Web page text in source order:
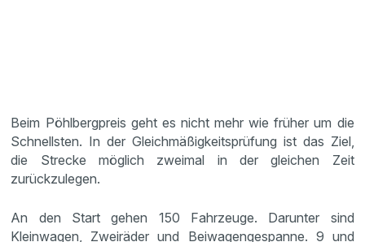
Beim Pöhlbergpreis geht es nicht mehr wie früher um die
Schnellsten. In der Gleichmäßigkeitsprüfung ist das Ziel,
die Strecke möglich zweimal in der gleichen Zeit
zurückzulegen.
An den Start gehen 150 Fahrzeuge. Darunter sind
Kleinwagen, Zweiräder und Beiwagengespanne. 9 und